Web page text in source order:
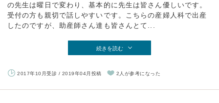
の先生は曜日で変わり、基本的に先生は皆さん優しいです。
受付の方も親切で話しやすいです。こちらの産婦人科で出産
したのですが、助産師さん達も皆さんとて...
続きを読む
2017年10月受診 / 2019年04月投稿 2人が参考になった